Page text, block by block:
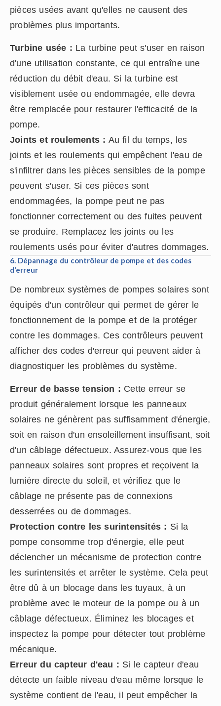
pièces usées avant qu'elles ne causent des
problèmes plus importants.
Turbine usée : La turbine peut s'user en raison
d'une utilisation constante, ce qui entraîne une
réduction du débit d'eau. Si la turbine est
visiblement usée ou endommagée, elle devra
être remplacée pour restaurer l'efficacité de la
pompe.
Joints et roulements : Au fil du temps, les
joints et les roulements qui empêchent l'eau de
s'infiltrer dans les pièces sensibles de la pompe
peuvent s'user. Si ces pièces sont
endommagées, la pompe peut ne pas
fonctionner correctement ou des fuites peuvent
se produire. Remplacez les joints ou les
roulements usés pour éviter d'autres dommages.
6. Dépannage du contrôleur de pompe et des codes
d'erreur
De nombreux systèmes de pompes solaires sont
équipés d'un contrôleur qui permet de gérer le
fonctionnement de la pompe et de la protéger
contre les dommages. Ces contrôleurs peuvent
afficher des codes d'erreur qui peuvent aider à
diagnostiquer les problèmes du système.
Erreur de basse tension : Cette erreur se
produit généralement lorsque les panneaux
solaires ne génèrent pas suffisamment d'énergie,
soit en raison d'un ensoleillement insuffisant, soit
d'un câblage défectueux. Assurez-vous que les
panneaux solaires sont propres et reçoivent la
lumière directe du soleil, et vérifiez que le
câblage ne présente pas de connexions
desserrées ou de dommages.
Protection contre les surintensités : Si la
pompe consomme trop d'énergie, elle peut
déclencher un mécanisme de protection contre
les surintensités et arrêter le système. Cela peut
être dû à un blocage dans les tuyaux, à un
problème avec le moteur de la pompe ou à un
câblage défectueux. Éliminez les blocages et
inspectez la pompe pour détecter tout problème
mécanique.
Erreur du capteur d'eau : Si le capteur d'eau
détecte un faible niveau d'eau même lorsque le
système contient de l'eau, il peut empêcher la